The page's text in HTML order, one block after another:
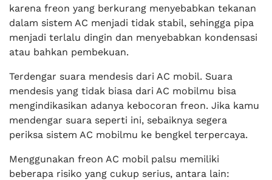
karena freon yang berkurang menyebabkan tekanan
dalam sistem AC menjadi tidak stabil, sehingga pipa
menjadi terlalu dingin dan menyebabkan kondensasi
atau bahkan pembekuan.
Terdengar suara mendesis dari AC mobil. Suara
mendesis yang tidak biasa dari AC mobilmu bisa
mengindikasikan adanya kebocoran freon. Jika kamu
mendengar suara seperti ini, sebaiknya segera
periksa sistem AC mobilmu ke bengkel terpercaya.
Menggunakan freon AC mobil palsu memiliki
beberapa risiko yang cukup serius, antara lain: